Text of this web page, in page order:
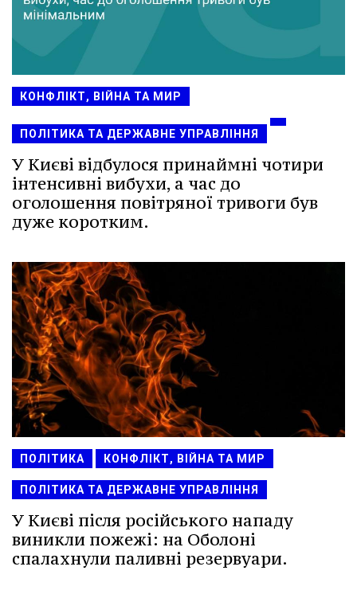
КОНФЛІКТ, ВІЙНА ТА МИР
ПОЛІТИКА ТА ДЕРЖАВНЕ УПРАВЛІННЯ
У Києві відбулося принаймні чотири
інтенсивні вибухи, а час до
оголошення повітряної тривоги був
дуже коротким.
ПОЛІТИКА КОНФЛІКТ, ВІЙНА ТА МИР
ПОЛІТИКА ТА ДЕРЖАВНЕ УПРАВЛІННЯ
У Києві після російського нападу
виникли пожежі: на Оболоні
спалахнули паливні резервуари.